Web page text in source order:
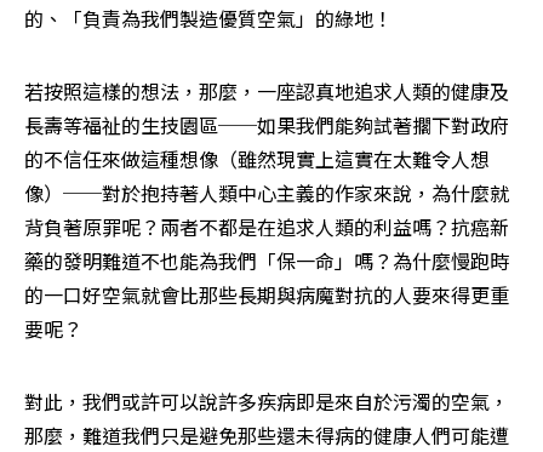
的、「負責為我們製造優質空氣」的綠地！
若按照這樣的想法，那麼，一座認真地追求人類的健康及
長壽等福祉的生技園區──如果我們能夠試著擱下對政府
的不信任來做這種想像（雖然現實上這實在太難令人想
像）──對於抱持著人類中心主義的作家來說，為什麼就
背負著原罪呢？兩者不都是在追求人類的利益嗎？抗癌新
藥的發明難道不也能為我們「保一命」嗎？為什麼慢跑時
的一口好空氣就會比那些長期與病魔對抗的人要來得更重
要呢？
對此，我們或許可以說許多疾病即是來自於污濁的空氣，
那麼，難道我們只是避免那些還未得病的健康人們可能遭